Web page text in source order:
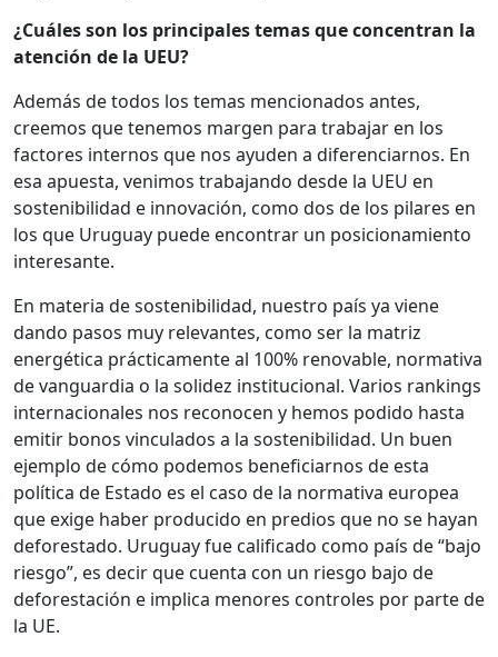
¿Cuáles son los principales temas que concentran la
atención de la UEU?
Además de todos los temas mencionados antes,
creemos que tenemos margen para trabajar en los
factores internos que nos ayuden a diferenciarnos. En
esa apuesta, venimos trabajando desde la UEU en
sostenibilidad e innovación, como dos de los pilares en
los que Uruguay puede encontrar un posicionamiento
interesante.
En materia de sostenibilidad, nuestro país ya viene
dando pasos muy relevantes, como ser la matriz
energética prácticamente al 100% renovable, normativa
de vanguardia o la solidez institucional. Varios rankings
internacionales nos reconocen y hemos podido hasta
emitir bonos vinculados a la sostenibilidad. Un buen
ejemplo de cómo podemos beneficiarnos de esta
política de Estado es el caso de la normativa europea
que exige haber producido en predios que no se hayan
deforestado. Uruguay fue calificado como país de “bajo
riesgo”, es decir que cuenta con un riesgo bajo de
deforestación e implica menores controles por parte de
la UE.